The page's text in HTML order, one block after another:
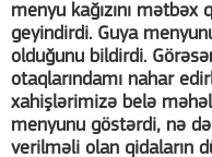
menyu kağızını mətbəx
geyindirdi. Guya
olduğunu bildirdi.
otaqlarındamı nahar
xahişlərimizə belə
menyunu göstərdi, nə
verilməli olan qidaların